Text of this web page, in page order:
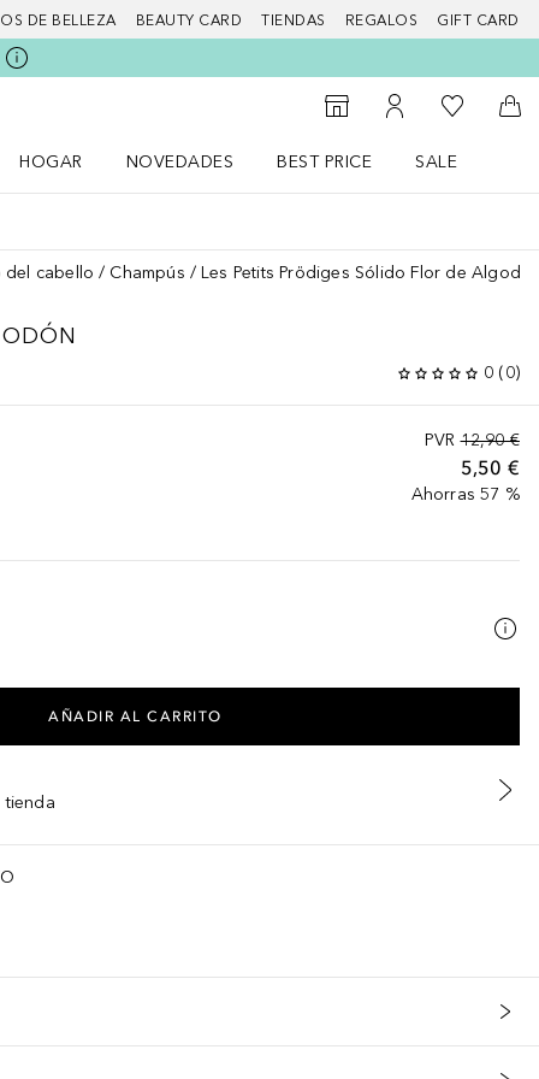
DE BELLEZA BEAUTY CARD TIENDAS REGALOS GIFT CARD
Al Storefinder
Mi cuenta
Mi lista de
A
HOGAR
NOVEDADES
BEST PRICE
SALE
del cabello Champús Les Petits Prödiges Sólido Flor de
0 (0)
PVR 12,90 €
5,50 €
Ahorras 57 %
AÑADIR AL CARRITO
tienda